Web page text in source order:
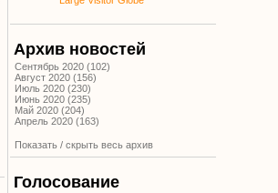
Архив новостей
Сентябрь 2020 (102)
Август 2020 (156)
Июль 2020 (230)
Июнь 2020 (235)
Май 2020 (204)
Апрель 2020 (163)
Показать / скрыть весь архив
Голосование